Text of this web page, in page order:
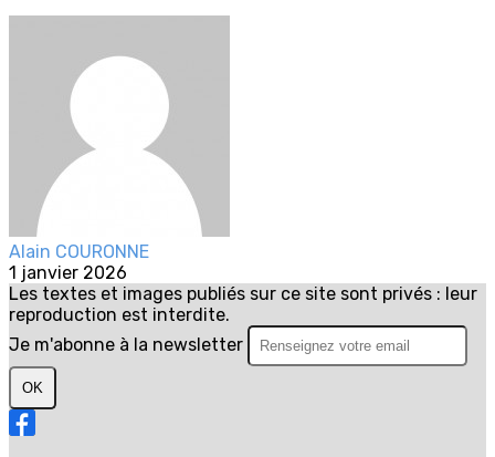
Alain COURONNE
1 janvier 2026
Les textes et images publiés sur ce site sont privés : leur
reproduction est interdite.
Je m'abonne à la newsletter
OK